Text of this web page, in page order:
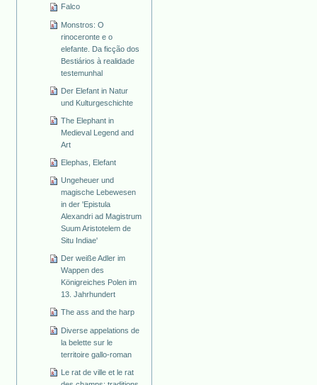
Falco
Monstros: O
rinoceronte e o
elefante. Da ficção dos
Bestiários à realidade
testemunhal
Der Elefant in Natur
und Kulturgeschichte
The Elephant in
Medieval Legend and
Art
Elephas, Elefant
Ungeheuer und
magische Lebewesen
in der 'Epistula
Alexandri ad Magistrum
Suum Aristotelem de
Situ Indiae'
Der weiße Adler im
Wappen des
Königreiches Polen im
13. Jahrhundert
The ass and the harp
Diverse appelations de
la belette sur le
territoire gallo-roman
Le rat de ville et le rat